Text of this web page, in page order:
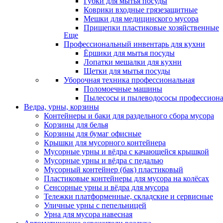
Коврики входные грязезащитные
Мешки для медицинского мусора
Прищепки пластиковые хозяйственные
Еще
Профессиональный инвентарь для кухни
Ёршики для мытья посуды
Лопатки мешалки для кухни
Щетки для мытья посуды
Уборочная техника профессиональная
Поломоечные машины
Пылесосы и пылеводососы
Ведра, урны, корзины
Контейнеры и баки для раздельного сбора мусора
Корзины для белья
Корзины для бумаг офисные
Крышки для мусорного контейнера
Мусорные урны и вёдра с качающейся крышкой
Мусорные урны и вёдра с педалью
Мусорный контейнер (бак) пластиковый
Пластиковые контейнеры для мусора на колёсах
Сенсорные урны и вёдра для мусора
Тележки платформенные, складские и сервисные
Уличные урны с пепельницей
Урна для мусора навесная